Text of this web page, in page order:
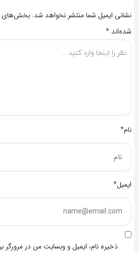
نشانی ایمیل شما منتشر نخواهد شد. بخش‌های
شده‌اند *
نام*
ایمیل*
ذخیره نام، ایمیل و وبسایت من در مرورگر